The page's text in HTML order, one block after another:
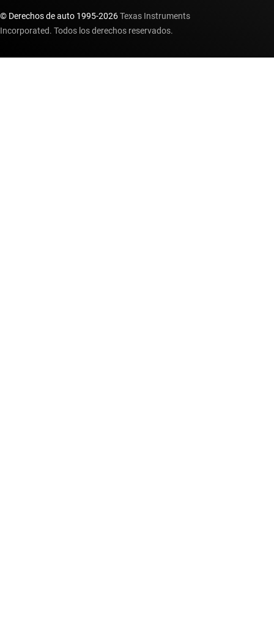
© Derechos de auto 1995-2026Texas Instruments
Incorporated. Todos los derechos reservados.